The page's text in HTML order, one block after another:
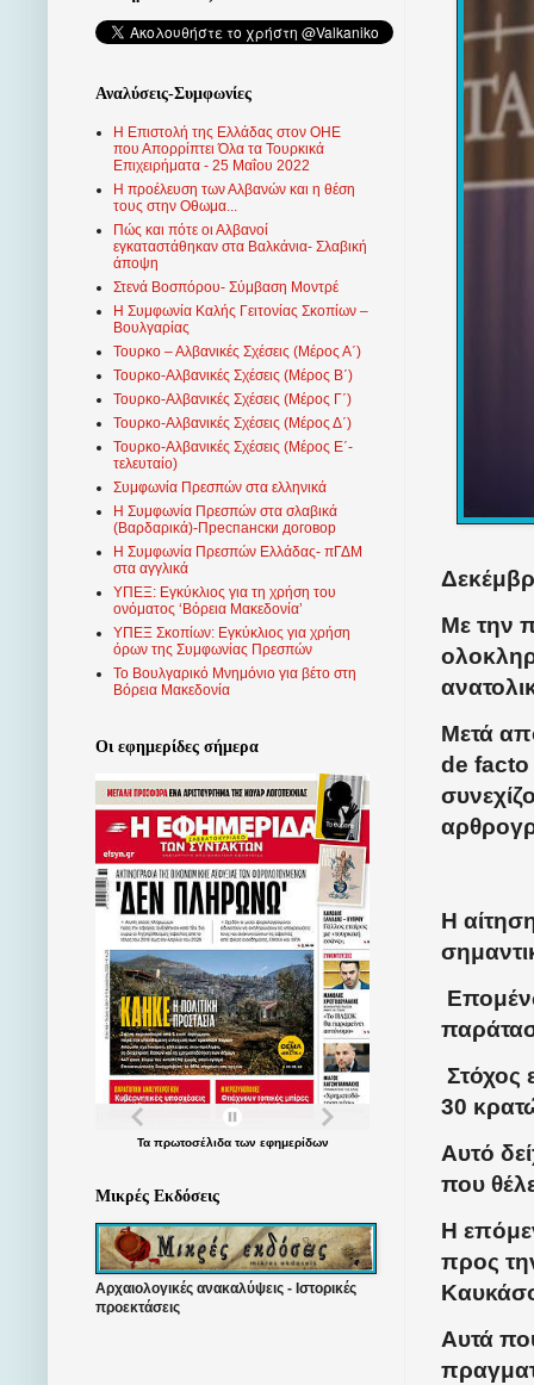
Με την
Μετά
de facto
Η
Στόχος
30
Αυτό
που
Η
προς
Αυτά
Αναλύσεις-Συμφωνίες
Η Επιστολή της Ελλάδας στον ΟΗΕ
που Απορρίπτει Όλα τα Τουρκικά
Επιχειρήματα - 25 Μαΐου 2022
Η προέλευση των Αλβανών και η θέση
τους στην Οθωμα...
Πώς και πότε οι Αλβανοί
εγκαταστάθηκαν στα Βαλκάνια- Σλαβική
άποψη
Στενά Βοσπόρου- Σύμβαση Μοντρέ
Η Συμφωνία Καλής Γειτονίας Σκοπίων –
Βουλγαρίας
Τουρκο – Αλβανικές Σχέσεις (Mέρος Α΄)
Τουρκο-Αλβανικές Σχέσεις (Μέρος Β΄)
Τουρκο-Αλβανικές Σχέσεις (Μέρος Γ΄)
Τουρκο-Αλβανικές Σχέσεις (Μέρος Δ΄)
Τουρκο-Αλβανικές Σχέσεις (Μέρος Ε΄-
τελευταίο)
Συμφωνία Πρεσπών στα ελληνικά
Η Συμφωνία Πρεσπών στα σλαβικά
(Βαρδαρικά)-Преспански договор
Η Συμφωνία Πρεσπών Ελλάδας- πΓΔΜ
στα αγγλικά
ΥΠΕΞ: Εγκύκλιος για τη χρήση του
ονόματος ‘Βόρεια Μακεδονία’
ΥΠΕΞ Σκοπίων: Εγκύκλιος για χρήση
όρων της Συμφωνίας Πρεσπών
Το Βουλγαρικό Μνημόνιο για βέτο στη
Βόρεια Μακεδονία
Οι εφημερίδες σήμερα
Τα πρωτοσέλιδατων εφημερίδων
Μικρές Εκδόσεις
Αρχαιολογικές ανακαλύψεις - Ιστορικές
προεκτάσεις